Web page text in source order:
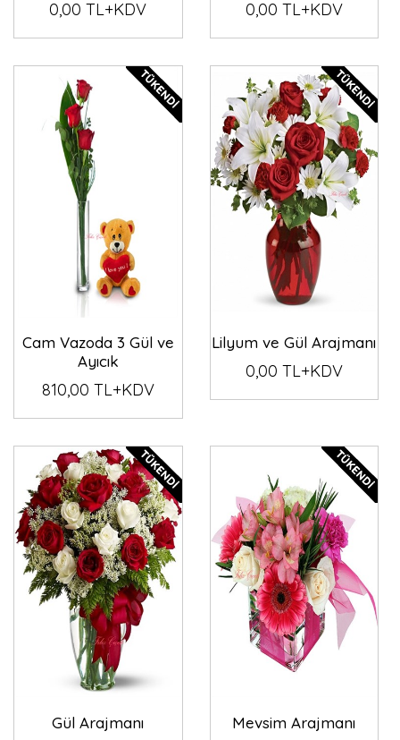
0,00 TL+KDV 0,00 TL+KDV
Cam Vazoda 3 Gül ve
Ayıcık
810,00 TL+KDV
Lilyum ve Gül Arajmanı
0,00 TL+KDV
Gül Arajmanı Mevsim Arajmanı